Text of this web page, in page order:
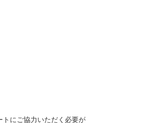
にご協力いただく必要が